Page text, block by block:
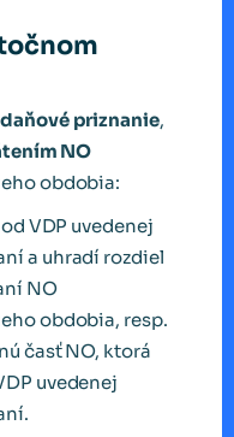
priznanie,
NO
obdobia:
VDP uvedenej
a uhradí rozdiel
NO
obdobia, resp.
časť NO, ktorá
uvedenej